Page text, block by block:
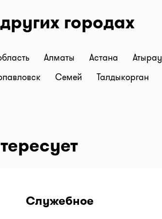
городах
Алматы Астана Атырау
Семей Талдыкорган
Служебное